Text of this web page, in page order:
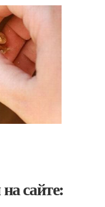
сайте: